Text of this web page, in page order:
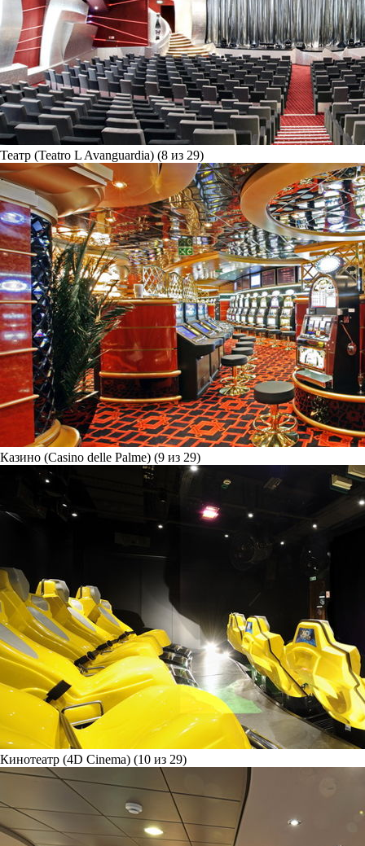
Театр (Teatro L Avanguardia) (8 из 29)
Казино (Casino delle Palme) (9 из 29)
Кинотеатр (4D Cinema) (10 из 29)